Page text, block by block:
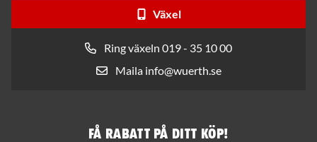
Växel
Ring växeln 019 - 35 10 00
Maila info@wuerth.se
Få rabatt på ditt köp!